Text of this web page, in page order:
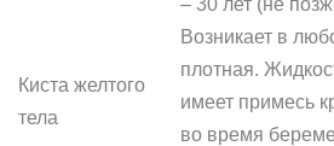
– 30 лет (не
Киста желтого
тела
Возникает в
плотная.
имеет примесь
во время